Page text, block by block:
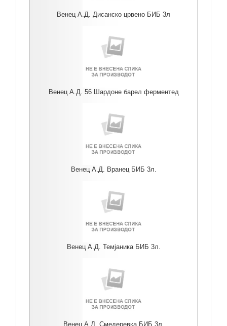
Венец А.Д. Дисанско црвено БИБ 3л
Венец А.Д. 56 Шардоне барел ферментед
Венец А.Д. Вранец БИБ 3л.
Венец А.Д. Темјаника БИБ 3л.
Венец А.Д. Смедеревка БИБ 3л.